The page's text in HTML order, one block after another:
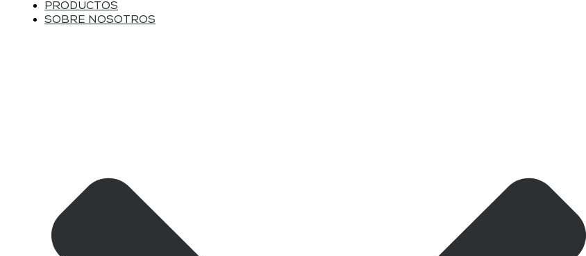
PRODUCTOS
SOBRE NOSOTROS